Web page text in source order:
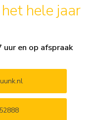
hele jaar
en op afspraak